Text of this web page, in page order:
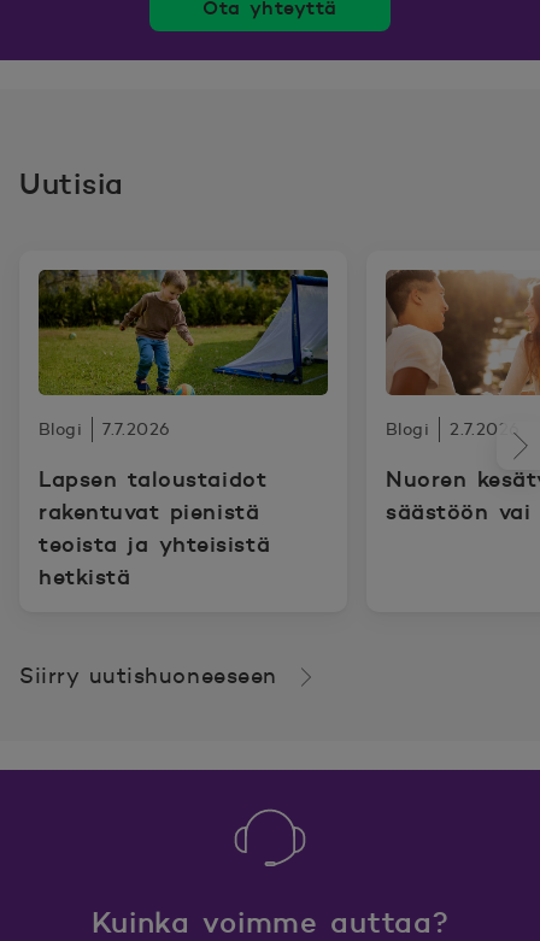
Ota yhteyttä
Uutisia
Blogi 7.7.2026
Lapsen taloustaidot
rakentuvat pienistä
teoista ja yhteisistä
hetkistä
Blogi 2.7.2026
Nuoren
säästöön
Siirry uutishuoneeseen
Kuinka voimme auttaa?